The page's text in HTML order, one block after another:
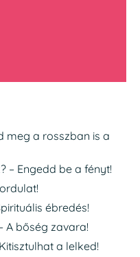
meg a rosszban is a
– Engedd be a fényt!
ébredés!
A bőség zavara!
a lelked!